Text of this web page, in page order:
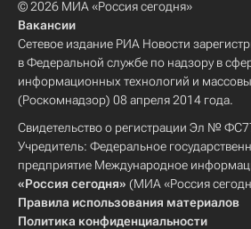
© 2026 МИА «Россия сегодня»
Вакансии
Сетевое издание РИА Новости
в Федеральной службе по надзору в
информационных технологий и
(Роскомнадзор) 08 апреля 2014 года.
Свидетельство о регистрации Эл №
Учредитель: Федеральное
предприятие Международное
«Россия сегодня» (МИА «Россия
Правила использования материалов
Политика конфиденциальности